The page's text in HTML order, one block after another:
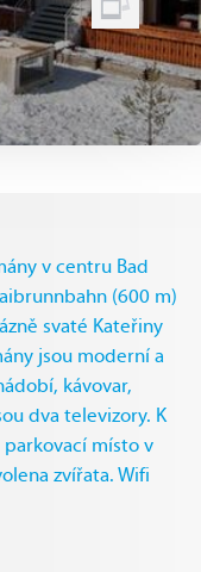
v centru Bad
(600 m)
svaté Kateřiny
jsou moderní a
kávovar,
dva televizory. K
místo v
zvířata. Wifi